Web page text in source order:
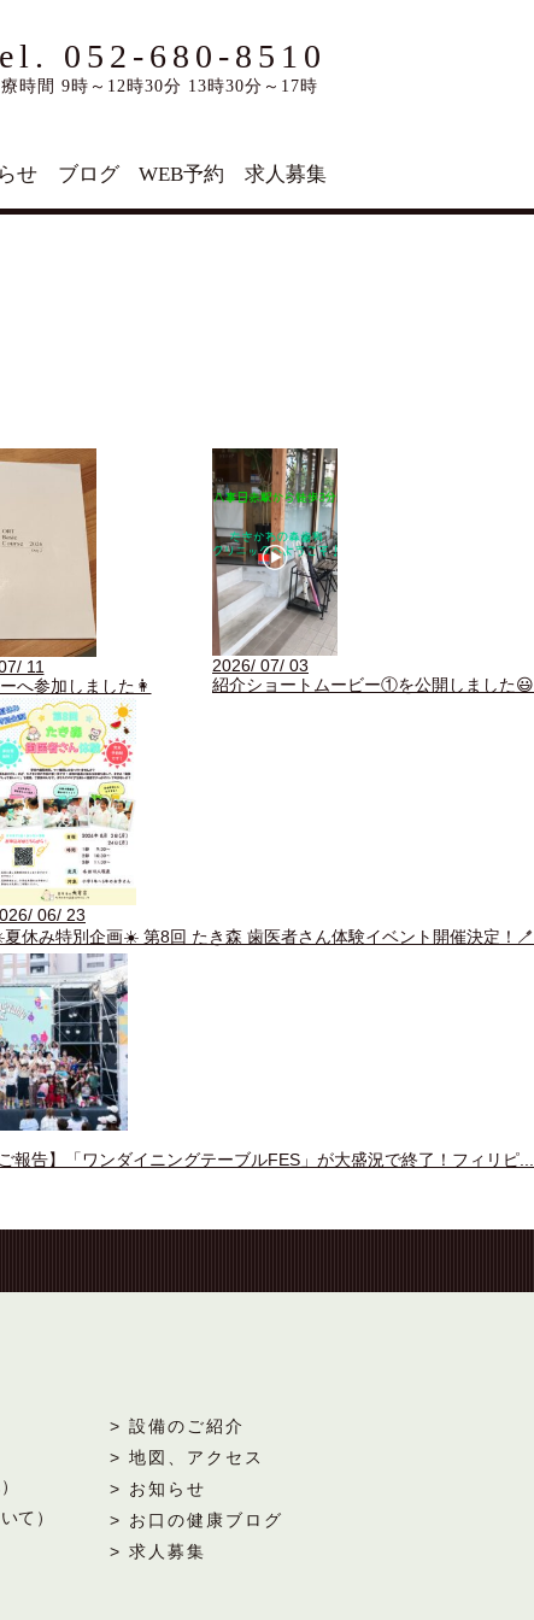
052-680-8510
時間 9時～12時30分 13時30分～17時
せ ブログ WEB予約 求人募集
11
へ参加しました👩
2026/ 07/ 03
紹介ショートムービー①を公開しました😃
06/ 23
休み特別企画☀️ 第8回 たき森 歯医者さん体験イベント開催決定！🪥
報告】「ワンダイニングテーブルFES」が大盛況で終了！フィリピ...
て）
> 設備のご紹介
> 地図、アクセス
> お知らせ
> お口の健康ブログ
> 求人募集